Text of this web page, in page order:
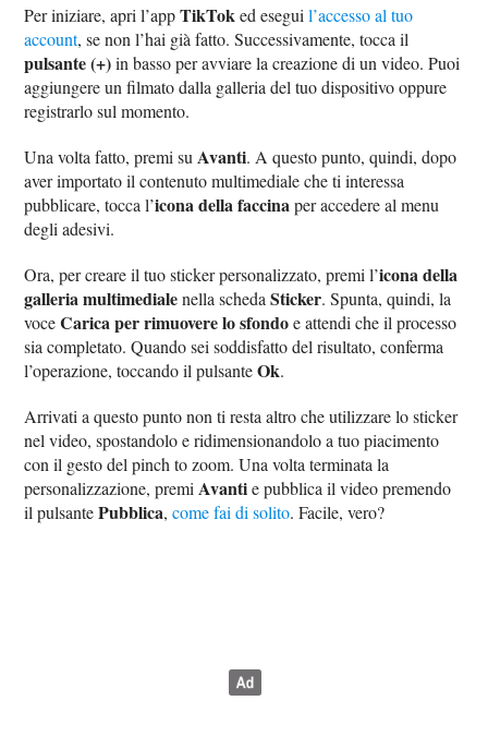
Per iniziare, apri l’appTikToked eseguil’accesso al tuo
account, se non l’hai già fatto. Successivamente, tocca il
pulsante (+)in basso per avviare la creazione di un video. Puoi
aggiungere un filmato dalla galleria del tuo dispositivo oppure
registrarlo sul momento.
Una volta fatto, premi su Avanti. A questo punto, quindi, dopo
aver importato il contenuto multimediale che ti interessa
pubblicare, tocca l’icona della faccinaper accedere al menu
degli adesivi.
Ora, per creare il tuo sticker personalizzato, premi l’icona della
galleria multimedialenella schedaSticker. Spunta, quindi, la
voceCarica per rimuovere lo sfondoe attendi che il processo
sia completato. Quando sei soddisfatto del risultato, conferma
l’operazione, toccando il pulsanteOk.
Arrivati a questo punto non ti resta altro che utilizzare lo sticker
nel video, spostandolo e ridimensionandolo a tuo piacimento
con il gesto del pinch to zoom. Una volta terminata la
personalizzazione, premi Avantie pubblica il video premendo
il pulsantePubblica,come fai di solito. Facile, vero?